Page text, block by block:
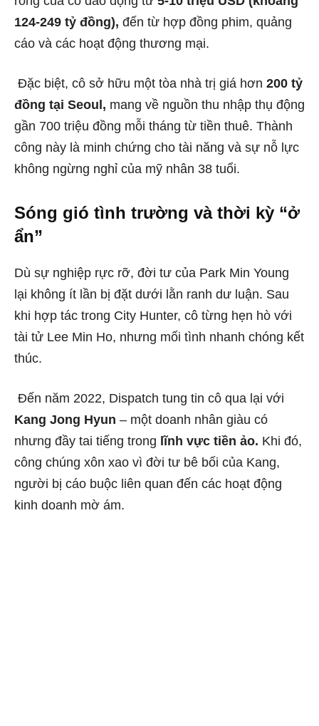
124-249 tỷ đồng), đến từ hợp đồng phim, quảng
cáo và các hoạt động thương mại.
Đặc biệt, cô sở hữu một tòa nhà trị giá hơn 200 tỷ
đồng tại Seoul, mang về nguồn thu nhập thụ động
gần 700 triệu đồng mỗi tháng từ tiền thuê. Thành
công này là minh chứng cho tài năng và sự nỗ lực
không ngừng nghỉ của mỹ nhân 38 tuổi.
Sóng gió tình trường và thời kỳ “ở
ẩn”
Dù sự nghiệp rực rỡ, đời tư của Park Min Young
lại không ít lần bị đặt dưới lằn ranh dư luận. Sau
khi hợp tác trong City Hunter, cô từng hẹn hò với
tài tử Lee Min Ho, nhưng mối tình nhanh chóng kết
thúc.
Đến năm 2022, Dispatch tung tin cô qua lại với
Kang Jong Hyun – một doanh nhân giàu có
nhưng đầy tai tiếng trong lĩnh vực tiền ảo. Khi đó,
công chúng xôn xao vì đời tư bê bối của Kang,
người bị cáo buộc liên quan đến các hoạt động
kinh doanh mờ ám.